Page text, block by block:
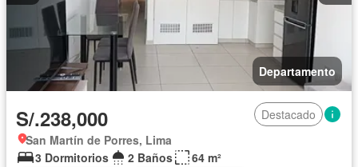
Departamento
S/.238,000
Destacado
San Martín de Porres, Lima
3 Dormitorios
2 Baños
64 m²